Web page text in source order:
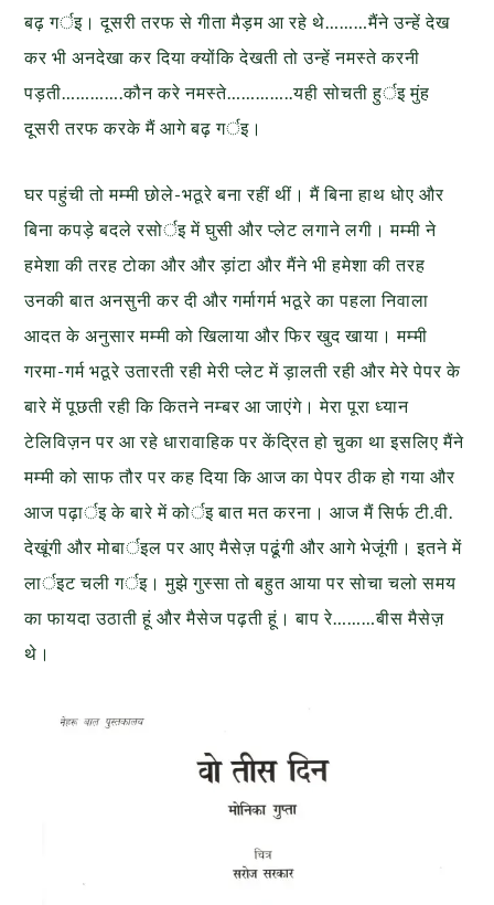
बढ़ गर्इ। दूसरी तरफ से गीता मैड़म आ रहे थे………मैंने उन्हें देख
कर भी अनदेखा कर दिया क्योंकि देखती तो उन्हें नमस्ते करनी
पड़ती………….कौन करे नमस्ते…………..यही सोचती हुर्इ मुंह
दूसरी तरफ करके मैं आगे बढ़ गर्इ।
घर पहुंची तो मम्मी छोले-भठूरे बना रहीं थीं। मैं बिना हाथ धोए और
बिना कपड़े बदले रसोर्इ में घुसी और प्लेट लगाने लगी। मम्मी ने
हमेशा की तरह टोका और और ड़ांटा और मैंने भी हमेशा की तरह
उनकी बात अनसुनी कर दी और गर्मागर्म भठूरे का पहला निवाला
आदत के अनुसार मम्मी को खिलाया और फिर खुद खाया। मम्मी
गरमा-गर्म भठूरे उतारती रही मेरी प्लेट में ड़ालती रही और मेरे पेपर के
बारे में पूछती रही कि कितने नम्बर आ जाएंगे। मेरा पूरा ध्यान
टेलिविज़न पर आ रहे धारावाहिक पर केंद्रित हो चुका था इसलिए मैंने
मम्मी को साफ तौर पर कह दिया कि आज का पेपर ठीक हो गया और
आज पढ़ार्इ के बारे में कोर्इ बात मत करना। आज मैं सिर्फ टी.वी.
देखूंगी और मोबार्इल पर आए मैसेज़ पढूंगी और आगे भेजूंगी। इतने में
लार्इट चली गर्इ। मुझे गुस्सा तो बहुत आया पर सोचा चलो समय
का फायदा उठाती हूं और मैसेज पढ़ती हूं। बाप रे………बीस मैसेज़
थे।